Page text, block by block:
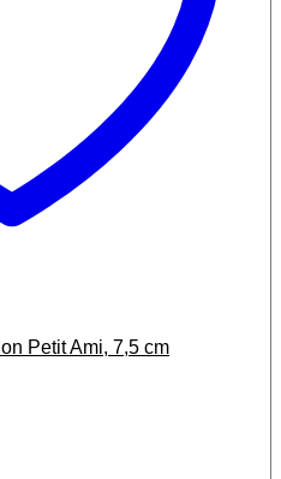
Petit Ami, 7,5 cm